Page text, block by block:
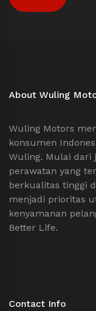
About Wuling
Wuling Motors
konsumen
Wuling. Mulai dari
perawatan yang
berkualitas tinggi
menjadi prioritas
kenyamanan
Better Life.
Contact Info